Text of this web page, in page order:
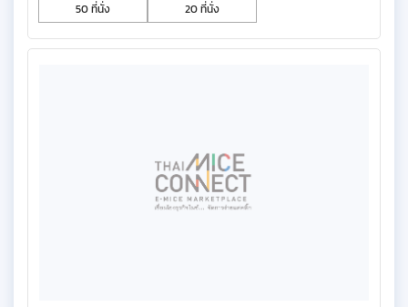
50 ที่นั่ง 20 ที่นั่ง